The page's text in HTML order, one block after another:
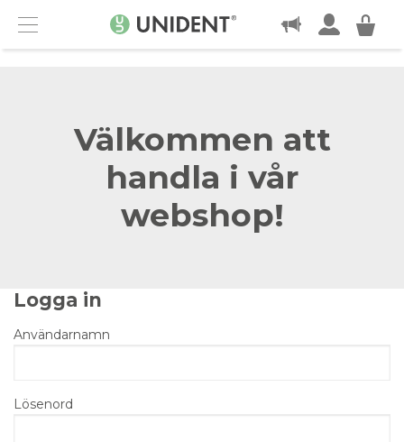
Menu
KONTAKT
Välkommen att
handla i vår
webshop!
Logga in
Användarnamn
Lösenord